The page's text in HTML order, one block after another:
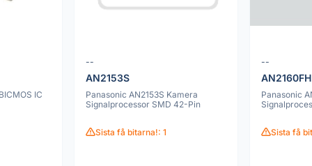
IC
--
AN2153S
Panasonic AN2153S Kamera
Signalprocessor SMD 42-Pin
Sista få bitarna!: 1
--
Panasonic
Sista få